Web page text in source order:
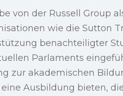
von der Russell Group
wie die Sutton
benachteiligter
Parlaments
zur akademischen
Ausbildung bieten,